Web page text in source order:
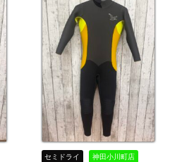
セミドライ 神田小川町店